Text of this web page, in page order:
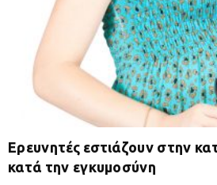
Ερευνητές εστιάζουν στην
κατά την εγκυμοσύνη